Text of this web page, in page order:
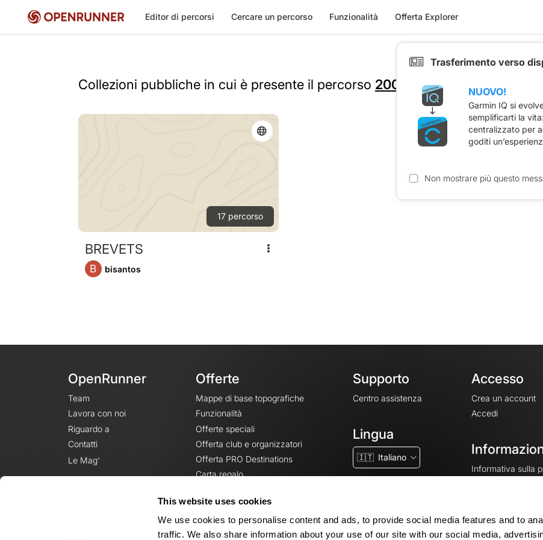
This website uses cookies
We use cookies to personalise content and ads, to provide social media features and to
traffic. We also share information about your use of our site with our social media,
Editor di percorsi Cercare un percorso Funzionalità Offerta Explorer
Collezioni pubbliche in cui è presente il percorso 200 TENIS
17 percorso
BREVETS
B bisantos
OpenRunner
Team
Lavora con noi
Riguardo a
Contatti
Le Mag'
Offerte
Mappe di base topografiche
Funzionalità
Offerte speciali
Offerta club e organizzatori
Offerta PRO Destinations
Carta regalo
Supporto
Centro assistenza
Lingua
🇮🇹 Italiano
Accesso
Crea un account
Accedi
Informativa sulla
Impostazioni dei
Trasferimento verso
NUOVO!
Garmin IQ si
semplificarti la
centralizzato per
goditi
Non mostrare più questo